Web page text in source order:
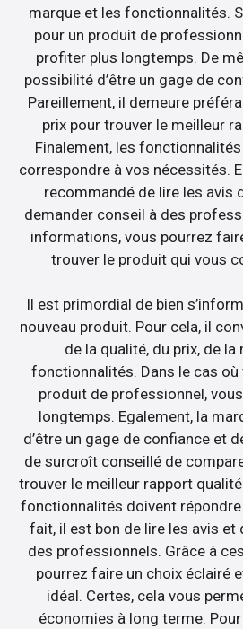
marque et les fonctionnalités.
pour un produit de
profiter plus longtemps. De
possibilité d’être un gage de
Pareillement, il demeure
prix pour trouver le meilleur
Finalement, les
correspondre à vos nécessités.
recommandé de lire les avis
demander conseil à des
informations, vous pourrez
trouver le produit qui vous
Il est primordial de bien
nouveau produit. Pour cela, il
de la qualité, du prix, de la
fonctionnalités. Dans le cas
produit de professionnel,
longtemps. Egalement, la
d’être un gage de confiance et
de surcroît conseillé de
trouver le meilleur rapport
fonctionnalités doivent répondre
fait, il est bon de lire les avis et
des professionnels. Grâce à
pourrez faire un choix éclairé
idéal. Certes, cela vous
économies à long terme.